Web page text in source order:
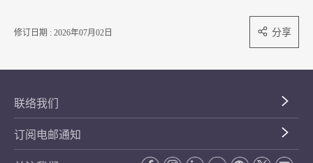
修订日期 : 2026年07月02日 分享
联络我们
订阅电邮通知